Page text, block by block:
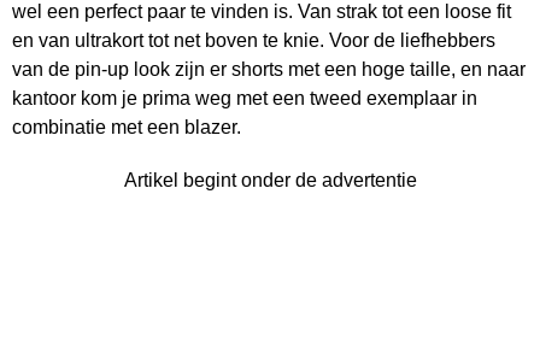
wel een perfect paar te vinden is. Van strak tot een loose fit
en van ultrakort tot net boven te knie. Voor de liefhebbers
van de pin-up look zijn er shorts met een hoge taille, en naar
kantoor kom je prima weg met een tweed exemplaar in
combinatie met een blazer.
Artikel begint onder de advertentie